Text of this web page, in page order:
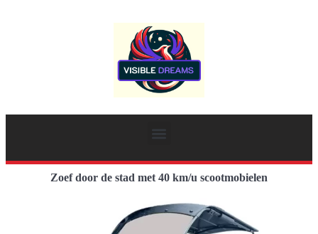
Zoef door de stad met 40 km/u scootmobielen